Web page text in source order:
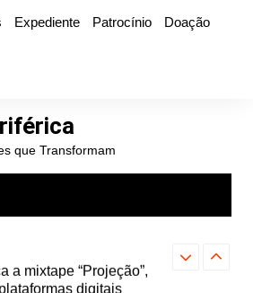
Expediente Patrocínio
Doação
que Transformam
digitais
Farofa